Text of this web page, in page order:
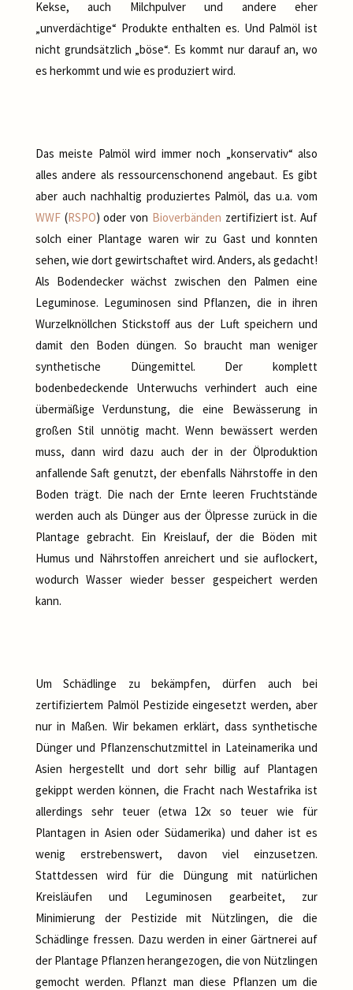
Kekse, auch Milchpulver und andere eher
„unverdächtige“ Produkte enthalten es. Und Palmöl ist
nicht grundsätzlich „böse“. Es kommt nur darauf an, wo
es herkommt und wie es produziert wird.
Das meiste Palmöl wird immer noch „konservativ“ also
alles andere als ressourcenschonend angebaut. Es gibt
aber auch nachhaltig produziertes Palmöl, das u.a. vom
WWF(RSPO) oder von Bioverbänden zertifiziert ist. Auf
solch einer Plantage waren wir zu Gast und konnten
sehen, wie dort gewirtschaftet wird. Anders, als gedacht!
Als Bodendecker wächst zwischen den Palmen eine
Leguminose. Leguminosen sind Pflanzen, die in ihren
Wurzelknöllchen Stickstoff aus der Luft speichern und
damit den Boden düngen. So braucht man weniger
synthetische Düngemittel. Der komplett
bodenbedeckende Unterwuchs verhindert auch eine
übermäßige Verdunstung, die eine Bewässerung in
großen Stil unnötig macht. Wenn bewässert werden
muss, dann wird dazu auch der in der Ölproduktion
anfallende Saft genutzt, der ebenfalls Nährstoffe in den
Boden trägt. Die nach der Ernte leeren Fruchtstände
werden auch als Dünger aus der Ölpresse zurück in die
Plantage gebracht. Ein Kreislauf, der die Böden mit
Humus und Nährstoffen anreichert und sie auflockert,
wodurch Wasser wieder besser gespeichert werden
kann.
Um Schädlinge zu bekämpfen, dürfen auch bei
zertifiziertem Palmöl Pestizide eingesetzt werden, aber
nur in Maßen. Wir bekamen erklärt, dass synthetische
Dünger und Pflanzenschutzmittel in Lateinamerika und
Asien hergestellt und dort sehr billig auf Plantagen
gekippt werden können, die Fracht nach Westafrika ist
allerdings sehr teuer (etwa 12x so teuer wie für
Plantagen in Asien oder Südamerika) und daher ist es
wenig erstrebenswert, davon viel einzusetzen.
Stattdessen wird für die Düngung mit natürlichen
Kreisläufen und Leguminosen gearbeitet, zur
Minimierung der Pestizide mit Nützlingen, die die
Schädlinge fressen. Dazu werden in einer Gärtnerei auf
der Plantage Pflanzen herangezogen, die von Nützlingen
gemocht werden. Pflanzt man diese Pflanzen um die